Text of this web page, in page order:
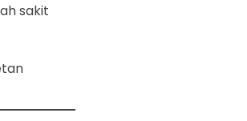
sakit